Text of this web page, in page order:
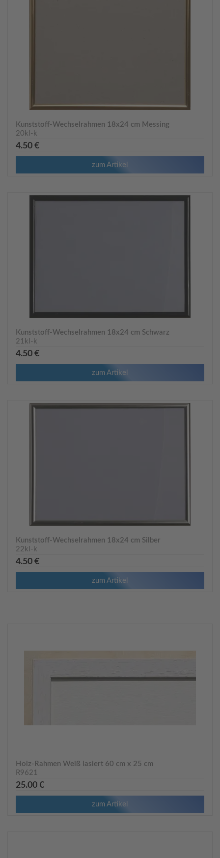
Kunststoff-Wechselrahmen 18x24 cm Messing
20kl-k
4.50 €
zum Artikel
Kunststoff-Wechselrahmen 18x24 cm Schwarz
21kl-k
4.50 €
zum Artikel
Kunststoff-Wechselrahmen 18x24 cm Silber
22kl-k
4.50 €
zum Artikel
Holz-Rahmen Weiß lasiert 60 cm x 25 cm
R9621
25.00 €
zum Artikel